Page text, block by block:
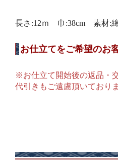
長さ:12ｍ 巾:38cm 素材:
お仕立てをご希望のお
※お仕立て開始後の返品・
代引きもご遠慮頂いており